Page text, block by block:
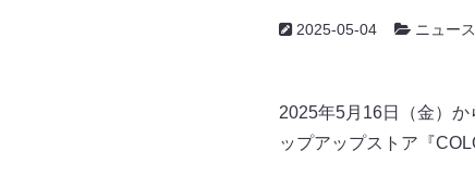
2025-05-04 ニュース
2025年5月16日（金）
ップアップストア『